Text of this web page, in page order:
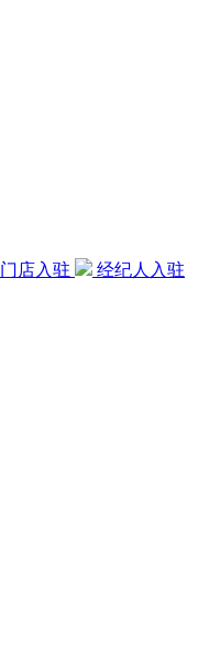
门店入驻 经纪人入驻